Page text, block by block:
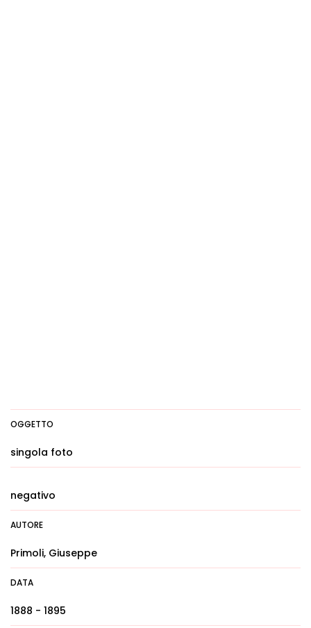
OGGETTO
singola foto
negativo
AUTORE
Primoli, Giuseppe
DATA
1888 - 1895